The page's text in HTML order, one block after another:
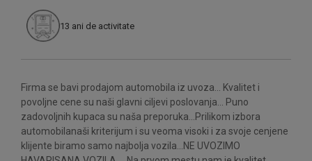
13 ani de activitate
Firma se bavi prodajom automobila iz uvoza... Kvalitet i
povoljne cene su naši glavni ciljevi poslovanja... Puno
zadovoljnih kupaca su naša preporuka...Prilikom izbora
automobilanaši kriterijum i su veoma visoki i za svoje cenjene
klijente biramo samo najbolja vozila...NE UVOZIMO